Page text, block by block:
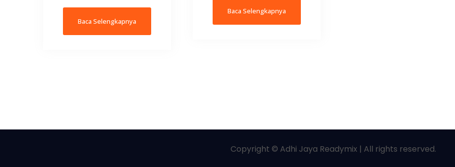
Baca Selengkapnya
Baca Selengkapnya
Copyright © Adhi Jaya Readymix | All rights reserved.